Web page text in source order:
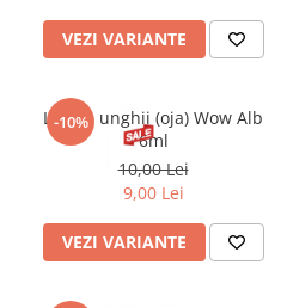
VEZI VARIANTE
-10%
Lac de unghii (oja) Wow Alb
6ml
10,00 Lei
9,00 Lei
VEZI VARIANTE